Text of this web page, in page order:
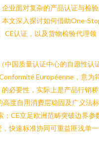
业面对复杂的产品认证与检
文深入探讨如何借助One-
认证，以及货物检验代理领
中国质量认证中心的自愿性认
Européenne，意为
必要性，实际上是产品行销
度自用消费层稳固及广义法
CE立足欧洲范畴突破边界参
快速标准协同可重益匪浅单